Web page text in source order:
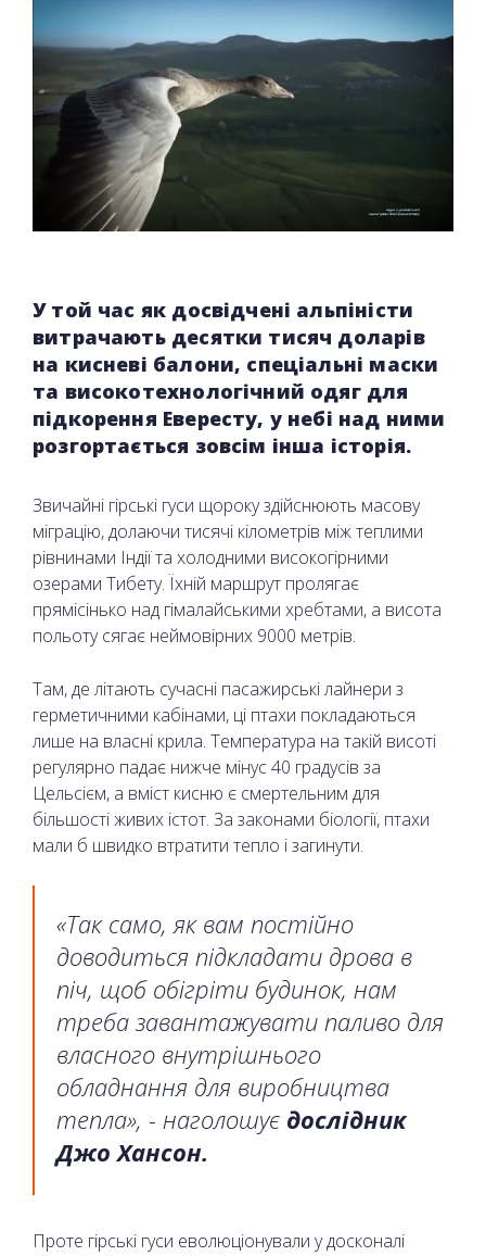
У той час як досвідчені альпіністи
витрачають десятки тисяч доларів
на кисневі балони, спеціальні маски
та високотехнологічний одяг для
підкорення Евересту, у небі над ними
розгортається зовсім інша історія.
Звичайні гірські гуси щороку здійснюють масову
міграцію, долаючи тисячі кілометрів між теплими
рівнинами Індії та холодними високогірними
озерами Тибету. Їхній маршрут пролягає
прямісінько над гімалайськими хребтами, а висота
польоту сягає неймовірних 9000 метрів.
Там, де літають сучасні пасажирські лайнери з
герметичними кабінами, ці птахи покладаються
лише на власні крила. Температура на такій висоті
регулярно падає нижче мінус 40 градусів за
Цельсієм, а вміст кисню є смертельним для
більшості живих істот. За законами біології, птахи
мали б швидко втратити тепло і загинути.
«Так само, як вам постійно
доводиться підкладати дрова в
піч, щоб обігріти будинок, нам
треба завантажувати паливо для
власного внутрішнього
обладнання для виробництва
тепла», - наголошує дослідник
Джо Хансон.
Проте гірські гуси еволюціонували у досконалі